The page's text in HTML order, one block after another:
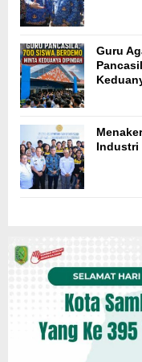
Guru
Industri